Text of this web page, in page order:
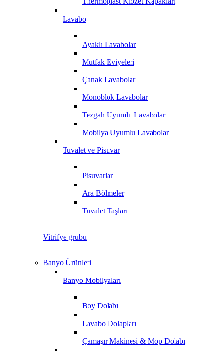
Lavabo
Ayaklı Lavabolar
Mutfak Eviyeleri
Çanak Lavabolar
Monoblok Lavabolar
Tezgah Uyumlu Lavabolar
Mobilya Uyumlu Lavabolar
Tuvalet ve Pisuvar
Pisuvarlar
Ara Bölmeler
Tuvalet Taşları
Vitrifye grubu
Banyo Ürünleri
Banyo Mobilyaları
Boy Dolabı
Lavabo Dolapları
Çamaşır Makinesi & Mop Dolabı